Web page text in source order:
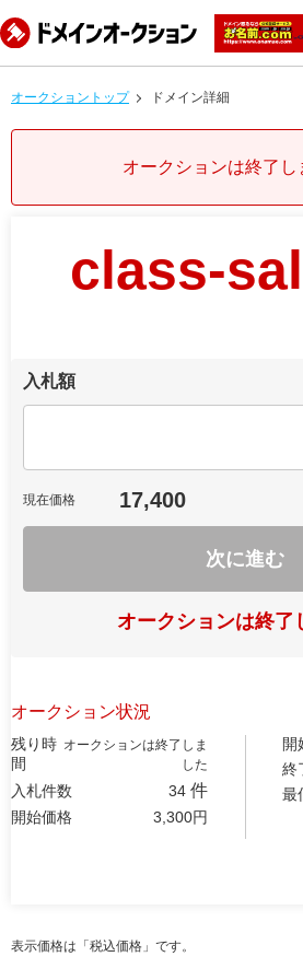
オークショントップ ドメイン詳細
オークションは終了し
class-
入札額
現在価格 17,400
次に進む
オークションは終了
オークション状況
残り時
間
オークションは終了しま
した
入札件数 34 件
開始価格 3,300円
開
終
最
表示価格は「税込価格」です。